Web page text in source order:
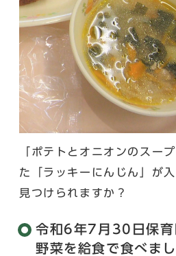
「ポテトとオニオンのスー
た「ラッキーにんじん」が入
見つけられますか？
令和6年7月30日保育
野菜を給食で食べまし